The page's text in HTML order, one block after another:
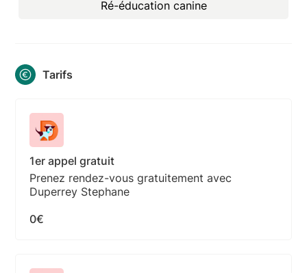
Ré-éducation canine
Tarifs
1er appel gratuit
Prenez rendez-vous gratuitement avec
Duperrey Stephane
0€